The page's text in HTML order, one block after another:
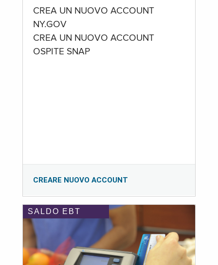
CREA UN NUOVO ACCOUNT
NY.GOV
CREA UN NUOVO ACCOUNT
OSPITE SNAP
CREARE NUOVO ACCOUNT
SALDO EBT